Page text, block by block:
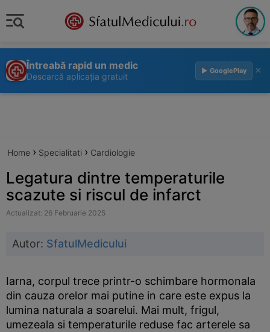
Întreabă rapid un medic
Descarcă aplicația gratuit
▶ GooglePlay ×
Home › Specialitati › Cardiologie
Legatura dintre temperaturile
scazute si riscul de infarct
Actualizat: 26 Februarie 2025
Autor: SfatulMedicului
Iarna, corpul trece printr-o schimbare hormonala
din cauza orelor mai putine in care este expus la
lumina naturala a soarelui. Mai mult, frigul,
umezeala si temperaturile reduse fac arterele sa